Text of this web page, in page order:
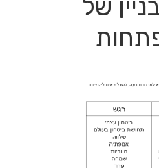
של